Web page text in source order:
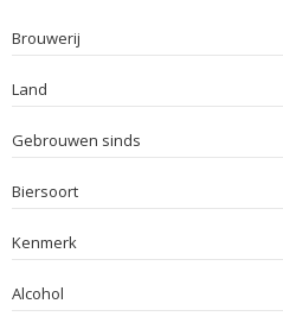
Brouwerij
Land
Gebrouwen sinds
Biersoort
Kenmerk
Alcohol